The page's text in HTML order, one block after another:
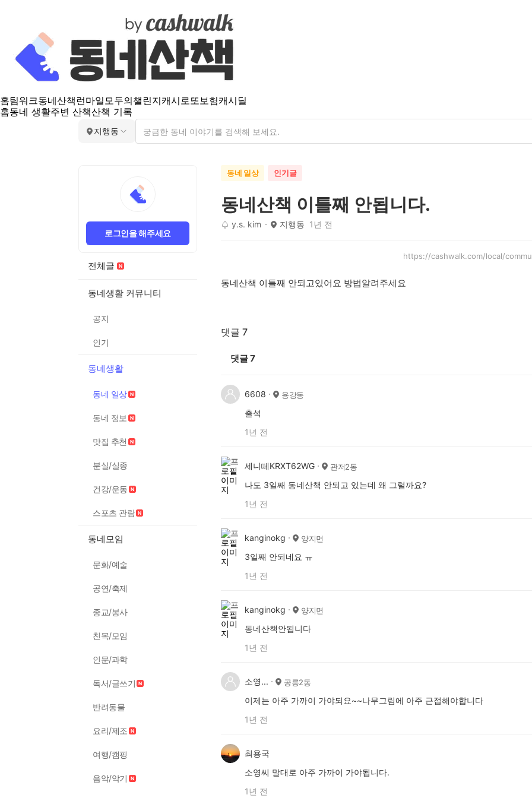
홈팀워크동네산책 런마일모두의챌린지캐시로또보험캐시딜
홈동네 생활주변 산책산책 기록
지행동
로그인을 해주세요
전체글
동네생활 커뮤니티
공지
인기
동네생활
동네 일상
동네 정보
맛집 추천
분실/실종
건강/운동
스포츠 관람
동네모임
문화/예술
공연/축제
종교/봉사
친목/모임
인문/과학
독서/글쓰기
반려동물
요리/제조
여행/캠핑
음악/악기
동네 일상 인기글
동네산책 이틀째 안됩니다.
♤ y.s. kim 지행동 1년 전
https://cashwalk.com/local/
동네산책 이틀째 안되고있어요 방법알려주세요
댓글 7
댓글7
6608 용강동
출석
1년 전
세니떼KRXT62WG 관저2동
나도 3일째 동네산책 안되고 있는데 왜 그럴까요?
1년 전
kanginokg 양지면
3일째 안되네요 ㅠ
1년 전
kanginokg 양지면
동네산책안됩니다
1년 전
소영... 공릉2동
이제는 아주 가까이 가야되요~~나무그림에 아주 근접해야합니다
1년 전
최용국
소영씨 말대로 아주 가까이 가야됩니다.
1년 전